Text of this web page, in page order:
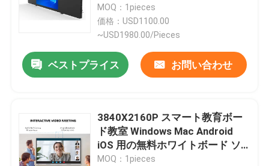
MOQ：1pieces
価格：USD1100.00
~USD1980.00/Pieces
ベストプライス お問い合わせ
3840X2160P スマート教育ボー
ド教室 Windows Mac Android
iOS 用の無料ホワイトボード ソ
フトウェア
MOQ：1pieces